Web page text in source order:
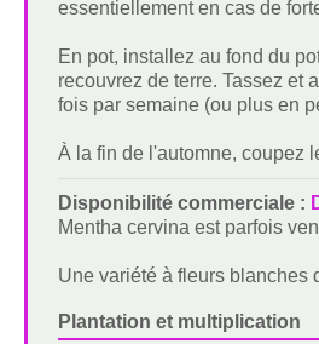
essentiellement en cas de
En pot, installez au fond du
recouvrez de terre. Tassez et
fois par semaine (ou plus en
À la fin de l'automne, coupez
Disponibilité commerciale :
Mentha cervina est parfois
Une variété à fleurs blanches
Plantation et multiplication